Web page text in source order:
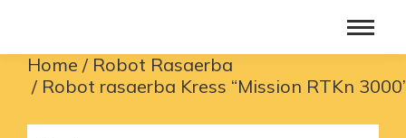
You are here:
Home
Robot Rasaerba
Robot rasaerba Kress “Mission RTKn